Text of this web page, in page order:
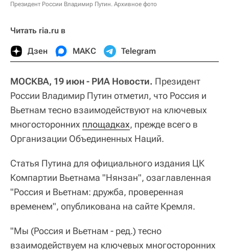
Президент России Владимир Путин. Архивное фото
Читать ria.ru в
Дзен МАКС Telegram
МОСКВА, 19 июн - РИА Новости. Президент
России Владимир Путин отметил, что Россия и
Вьетнам тесно взаимодействуют на ключевых
многосторонних площадках, прежде всего в
Организации Объединенных Наций.
Статья Путина для официального издания ЦК
Компартии Вьетнама "Нянзан", озаглавленная
"Россия и Вьетнам: дружба, проверенная
временем", опубликована на сайте Кремля.
"Мы (Россия и Вьетнам - ред.) тесно
взаимодействуем на ключевых многосторонних